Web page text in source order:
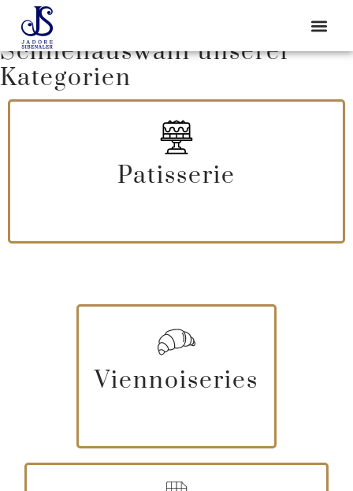
Schnellauswahl unserer
Kategorien
Patisserie
Viennoiseries